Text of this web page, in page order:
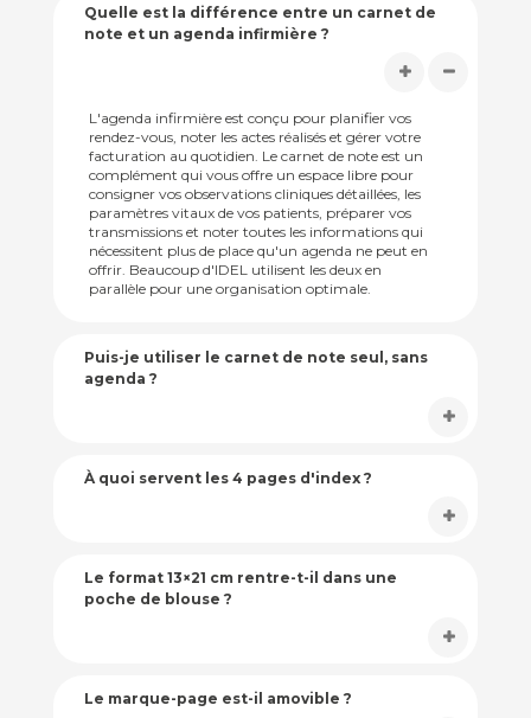
Quelle est la différence entre un carnet de
note et un agenda infirmière ?
L'agenda infirmière est conçu pour planifier vos
rendez-vous, noter les actes réalisés et gérer votre
facturation au quotidien. Le carnet de note est un
complément qui vous offre un espace libre pour
consigner vos observations cliniques détaillées, les
paramètres vitaux de vos patients, préparer vos
transmissions et noter toutes les informations qui
nécessitent plus de place qu'un agenda ne peut en
offrir. Beaucoup d'IDEL utilisent les deux en
parallèle pour une organisation optimale.
Puis-je utiliser le carnet de note seul, sans
agenda ?
À quoi servent les 4 pages d'index ?
Le format 13×21 cm rentre-t-il dans une
poche de blouse ?
Le marque-page est-il amovible ?